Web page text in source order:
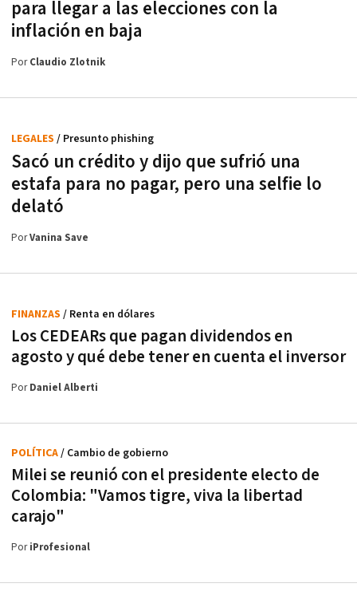
para llegar a las elecciones con la
inflación en baja
PorClaudio Zlotnik
Sacó un crédito y dijo que sufrió una
estafa para no pagar, pero una selfie lo
delató
LEGALES / Presunto phishing
PorVanina Save
Los CEDEARs que pagan dividendos en
agosto y qué debe tener en cuenta el inversor
FINANZAS / Renta en dólares
PorDaniel Alberti
Milei se reunió con el presidente electo de
Colombia: "Vamos tigre, viva la libertad
carajo"
POLÍTICA/ Cambio de gobierno
PoriProfesional